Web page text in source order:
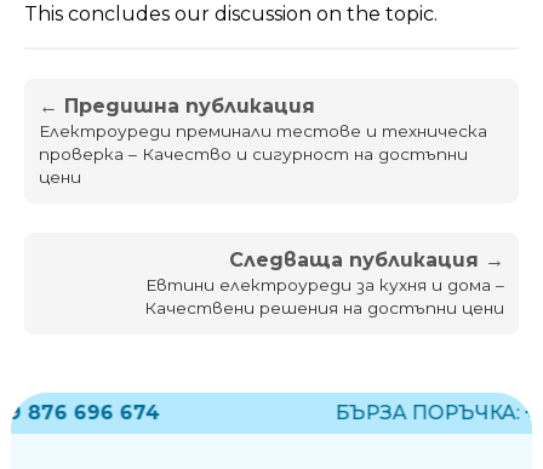
This concludes our discussion on the topic.
← Предишна публикация
Електроуреди преминали тестове и техническа
проверка – Качество и сигурност на достъпни
цени
Следваща публикация →
Евтини електроуреди за кухня и дома –
Качествени решения на достъпни цени
876 696 674 БЪРЗА ПОРЪЧКА: